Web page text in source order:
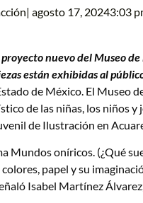
| agosto 17, 20243:03
proyecto nuevo del Museo
están exhibidas al
de México. El Museo
de las niñas, los niños
de Ilustración en
Mundos oníricos. (¿Qué
papel y su
Isabel Martínez